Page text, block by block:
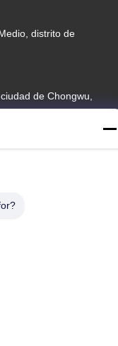
distrito de
de Chongwu,